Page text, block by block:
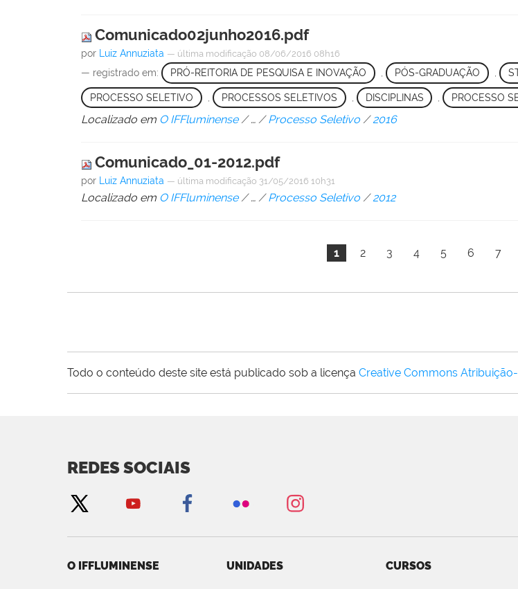
Comunicado02junho2016.pdf
por Luiz Annuziata — última modificação 08/06/2016 08h16
— registrado em: PRÓ-REITORIA DE PESQUISA E INOVAÇÃO , PÓS-GRADUAÇÃO ,
PROCESSO SELETIVO PROCESSOS SELETIVOS DISCIPLINAS , PROCESSO
Localizado em O IFFluminense /…/Processo Seletivo /2016
Comunicado_01-2012.pdf
por Luiz Annuziata — última modificação 31/05/2016 10h31
Localizado em O IFFluminense /…/Processo Seletivo /2012
1 2 3 4 5 6 7
Todo o conteúdo deste site está publicado sob a licença Creative Commons
REDES SOCIAIS
O IFFLUMINENSE UNIDADES CURSOS